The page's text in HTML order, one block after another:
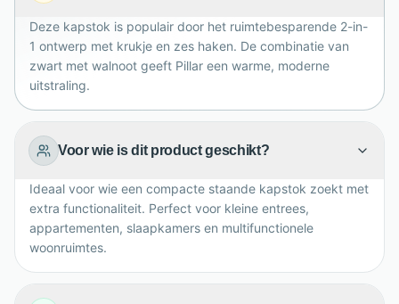
Deze kapstok is populair door het ruimtebesparende 2-in-
1 ontwerp met krukje en zes haken. De combinatie van
zwart met walnoot geeft Pillar een warme, moderne
uitstraling.
Voor wie is dit product geschikt?
Ideaal voor wie een compacte staande kapstok zoekt met
extra functionaliteit. Perfect voor kleine entrees,
appartementen, slaapkamers en multifunctionele
woonruimtes.